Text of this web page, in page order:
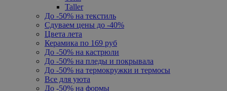
Taller
До -50% на текстиль
Сдуваем цены до -40%
Цвета лета
Керамика по 169 руб
До -50% на кастрюли
До -50% на пледы и покрывала
До -50% на термокружки и термосы
Все для уюта
До -50% на формы